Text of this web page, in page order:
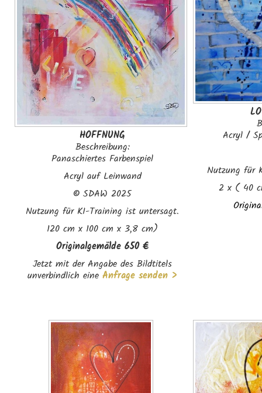
HOFFNUNG
Beschreibung:
Panaschiertes Farbenspiel
Acryl auf Leinwand
©SDAW 2025
Nutzung für KI-Training ist untersagt.
120 cm x 100 cm x 3,8 cm)
Originalgemälde 650 €
Jetzt mit der Angabe des Bildtitels
unverbindlich eine Anfrage senden >
Acryl /
Nutzung für
2 x ( 40